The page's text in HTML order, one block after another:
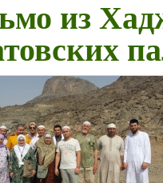
из